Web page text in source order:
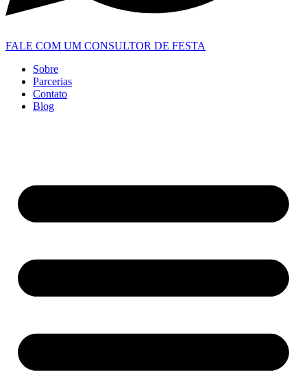
FALE COM UM CONSULTOR DE FESTA
Sobre
Parcerias
Contato
Blog